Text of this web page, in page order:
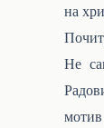
на
Не